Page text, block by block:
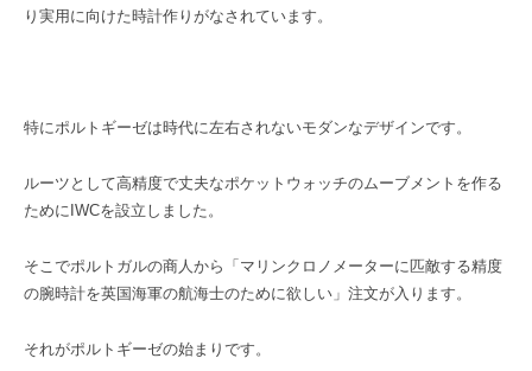
り実用に向けた時計作りがなされています。
特にポルトギーゼは時代に左右されないモダンなデザインです。
ルーツとして高精度で丈夫なポケットウォッチのムーブメントを作る
ためにIWCを設立しました。
そこでポルトガルの商人から「マリンクロノメーターに匹敵する精度
の腕時計を英国海軍の航海士のために欲しい」注文が入ります。
それがポルトギーゼの始まりです。